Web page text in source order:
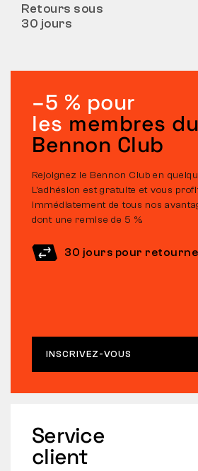
Retours sous
30 jours
–5 % pour
les membres du
Bennon Club
Rejoignez le Bennon Club en
L’adhésion est gratuite et vous
immédiatement de tous nos
dont une remise de 5 %.
30 jours pour
INSCRIVEZ-VOUS
Service
client